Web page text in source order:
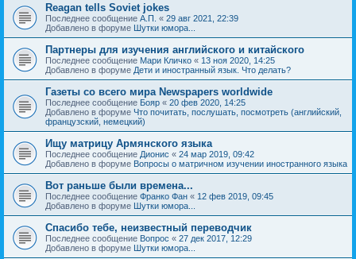
Reagan tells Soviet jokes
Последнее сообщение А.П. « 29 авг 2021, 22:39
Добавлено в форуме Шутки юмора...
Партнеры для изучения английского и китайского
Последнее сообщение Мари Кличко « 13 ноя 2020, 14:25
Добавлено в форуме Дети и иностранный язык. Что делать?
Газеты со всего мира Newspapers worldwide
Последнее сообщение Бояр « 20 фев 2020, 14:25
Добавлено в форуме Что почитать, послушать, посмотреть (английский,
французский, немецкий)
Ищу матрицу Армянского языка
Последнее сообщение Дионис « 24 мар 2019, 09:42
Добавлено в форуме Вопросы о матричном изучении иностранного языка
Вот раньше были времена...
Последнее сообщение Франко Фан « 12 фев 2019, 09:45
Добавлено в форуме Шутки юмора...
Спасибо тебе, неизвестный переводчик
Последнее сообщение Вопрос « 27 дек 2017, 12:29
Добавлено в форуме Шутки юмора...